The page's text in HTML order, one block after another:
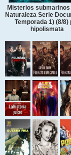
Misterios submarinos
Naturaleza Serie
Temporada 1) (8/8)
hipolismata